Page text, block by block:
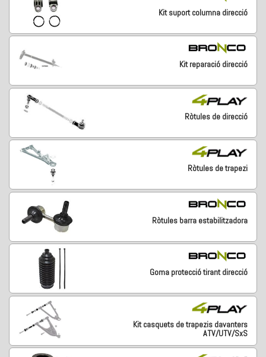
Kit suport columna direcció
Kit reparació direcció
Ròtules de direcció
Ròtules de trapezi
Ròtules barra estabilitzadora
Goma protecció tirant direcció
Kit casquets de trapezis davanters
ATV/UTV/SxS